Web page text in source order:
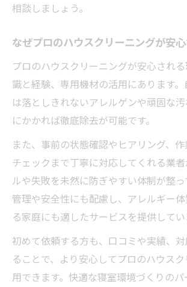
相談しましょう。
なぜプロのハウスクリーニングが安
プロのハウスクリーニングが安心され
識と経験、専用機材の活用にあります
は落としきれないアレルゲンや頑固な
にかかれば徹底除去が可能です。
また、事前の状態確認やヒアリング、
チェックまで丁寧に対応してくれる業
ルや失敗を未然に防ぎやすい体制が整
管理や安全性にも配慮し、アレルギー
る家庭にも適したサービスを提供してい
初めて依頼する方も、口コミや実績、
ることで、より安心してプロのハウス
用できます。快適な寝室環境づくりの